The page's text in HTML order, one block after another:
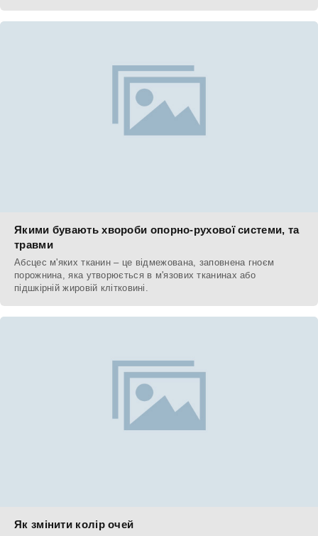
Якими бувають хвороби опорно-рухової системи, та
травми
Абсцес м'яких тканин – це відмежована, заповнена гноєм
порожнина, яка утворюється в м'язових тканинах або
підшкірній жировій клітковині.
Як змінити колір очей